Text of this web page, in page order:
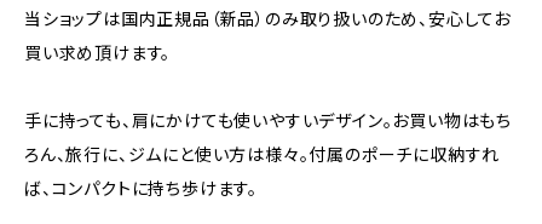
当ショップは国内正規品（新品）のみ取り扱いのため、安心してお
買い求め頂けます。
手に持っても、肩にかけても使いやすいデザイン。お買い物はもち
ろん、旅行に、ジムにと使い方は様々。付属のポーチに収納すれ
ば、コンパクトに持ち歩けます。